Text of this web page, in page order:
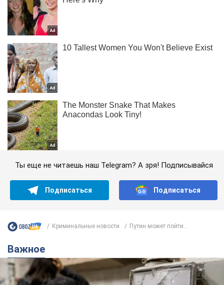
Ты еще не читаешь наш Telegram? А зря! Подписывайся
Подписаться Подписаться
Криминальные новости Путин может пойти...
Важное